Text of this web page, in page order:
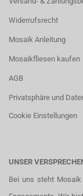
Widerrufsrecht
Mosaik Anleitung
Mosaikfliesen kaufen
AGB
Privatsphäre und
Cookie Einstellungen
UNSER
Bei uns steht